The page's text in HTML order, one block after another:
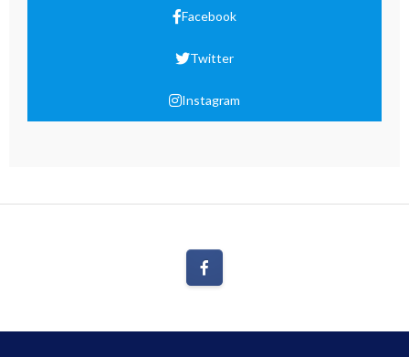
Facebook
Twitter
Instagram